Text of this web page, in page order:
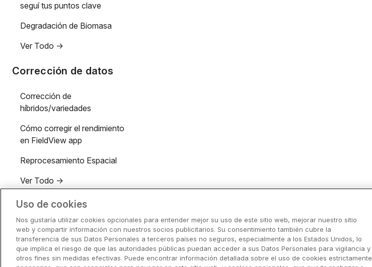
seguí tus puntos clave
Degradación de Biomasa
Ver Todo ->
Corrección de datos
Corrección de
híbridos/variedades
Cómo corregir el rendimiento
en FieldView app
Reprocesamiento Espacial
Ver Todo ->
Exportación de datos
de monitores
Exportación de archivos .dat
desde FieldView y
Uso de cookies
Nos gustaría utilizar cookies opcionales para entender mejor su uso de este sitio web, mejorar nuestro sitio
web y compartir información con nuestros socios publicitarios. Su consentimiento también cubre la
transferencia de sus Datos Personales a terceros países no seguros, especialmente a los Estados Unidos, lo
que implica el riesgo de que las autoridades públicas puedan acceder a sus Datos Personales para vigilancia y
otros fines sin medidas efectivas. Puede encontrar información detallada sobre el uso de cookies estrictamente